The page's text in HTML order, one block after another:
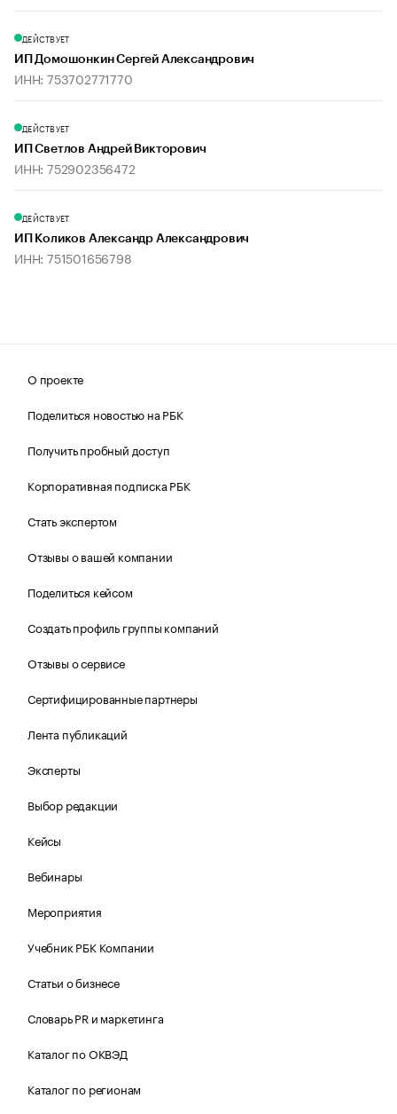
ДЕЙСТВУЕТ
ИП Домошонкин Сергей Александрович
ИНН: 753702771770
ДЕЙСТВУЕТ
ИП Светлов Андрей Викторович
ИНН: 752902356472
ДЕЙСТВУЕТ
ИП Коликов Александр Александрович
ИНН: 751501656798
О проекте
Поделиться новостью на РБК
Получить пробный доступ
Корпоративная подписка РБК
Стать экспертом
Отзывы о вашей компании
Поделиться кейсом
Создать профиль группы компаний
Отзывы о сервисе
Сертифицированные партнеры
Лента публикаций
Эксперты
Выбор редакции
Кейсы
Вебинары
Мероприятия
Учебник РБК Компании
Статьи о бизнесе
Словарь PR и маркетинга
Каталог по ОКВЭД
Каталог по регионам